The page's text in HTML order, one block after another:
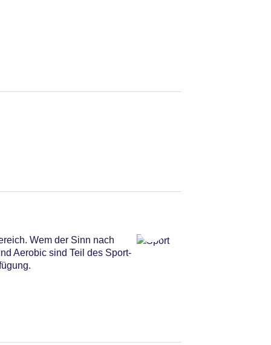
Wem der Sinn nach
Aerobic sind Teil des Sport-